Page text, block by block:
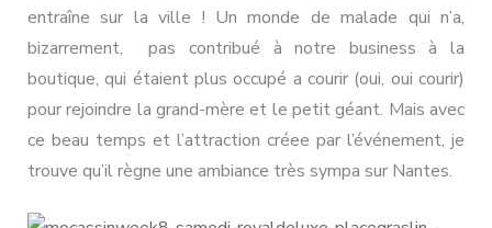
entraîne sur la ville ! Un monde de malade qui n’a,
bizarrement, pas contribué à notre business à la
boutique, qui étaient plus occupé a courir (oui, oui courir)
pour rejoindre la grand-mère et le petit géant. Mais avec
ce beau temps et l’attraction créee par l’événement, je
trouve qu’il règne une ambiance très sympa sur Nantes.